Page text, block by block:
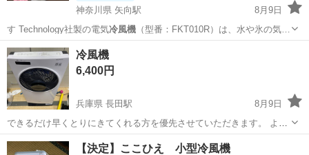
神奈川県 矢向駅
8月9日
す Technology社製の電気冷風機（型番：FKT010R）は、水や氷の気…
神奈川 横浜市 矢向駅
冷風機
6,400円
兵庫県 長田駅
8月9日
できるだけ早くとりにきてくれる方を優先させていただきます。 よろ
しくおねがいします。 ほとんど使ってない 近ければ有料配送可
兵庫 神戸市 長田駅 季節、空調家電
【決定】ここひえ 小型冷風機